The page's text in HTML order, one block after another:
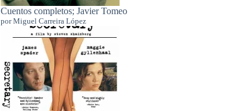
Cuentos completos; Javier Tomeo
por Miguel Carreira López